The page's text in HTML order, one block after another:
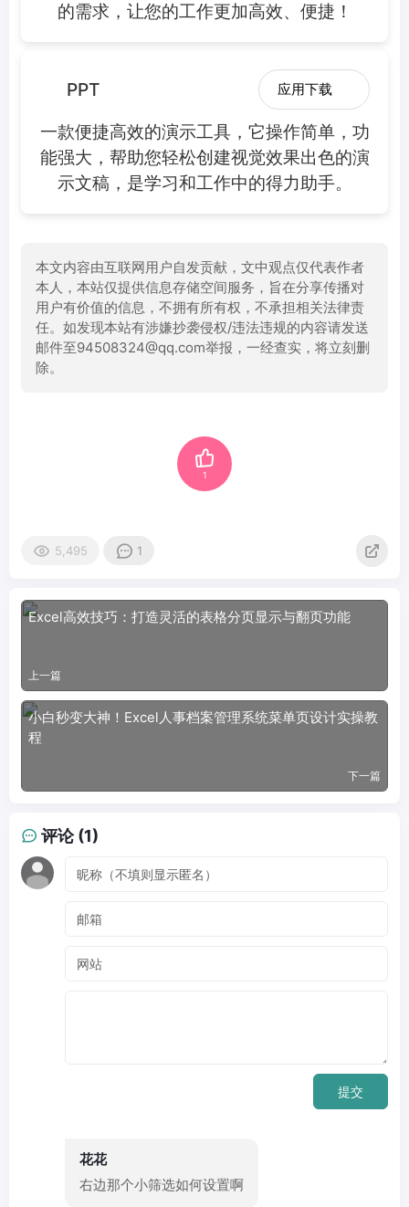
的需求，让您的工作更加高效、便捷！
PPT 应用下载
一款便捷高效的演示工具，它操作简单，功
能强大，帮助您轻松创建视觉效果出色的演
示文稿，是学习和工作中的得力助手。
本文内容由互联网用户自发贡献，文中观点仅代表作者
本人，本站仅提供信息存储空间服务，旨在分享传播对
用户有价值的信息，不拥有所有权，不承担相关法律责
任。如发现本站有涉嫌抄袭侵权/违法违规的内容请发送
邮件至94508324@qq.com举报，一经查实，将立刻删
除。
1
5,495 1
Excel高效技巧：打造灵活的表格分页显示与翻页功能
上一篇
小白秒变大神！Excel人事档案管理系统菜单页设计实操教
程
下一篇
评论 (1)
提交
花花
右边那个小筛选如何设置啊